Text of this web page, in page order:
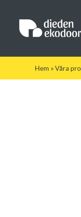
innehållet
Hem »Våra